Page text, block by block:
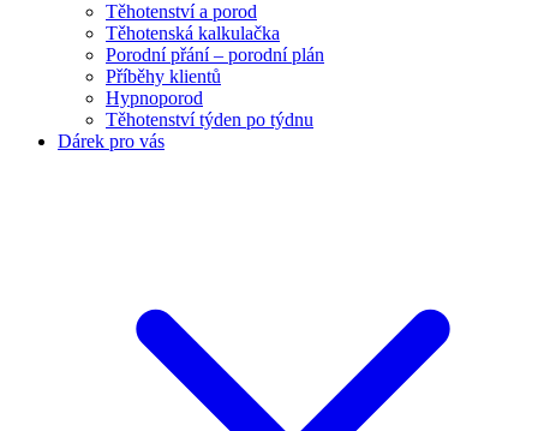
Těhotenství a porod
Těhotenská kalkulačka
Porodní přání – porodní plán
Příběhy klientů
Hypnoporod
Těhotenství týden po týdnu
Dárek pro vás